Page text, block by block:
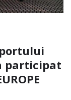
participat